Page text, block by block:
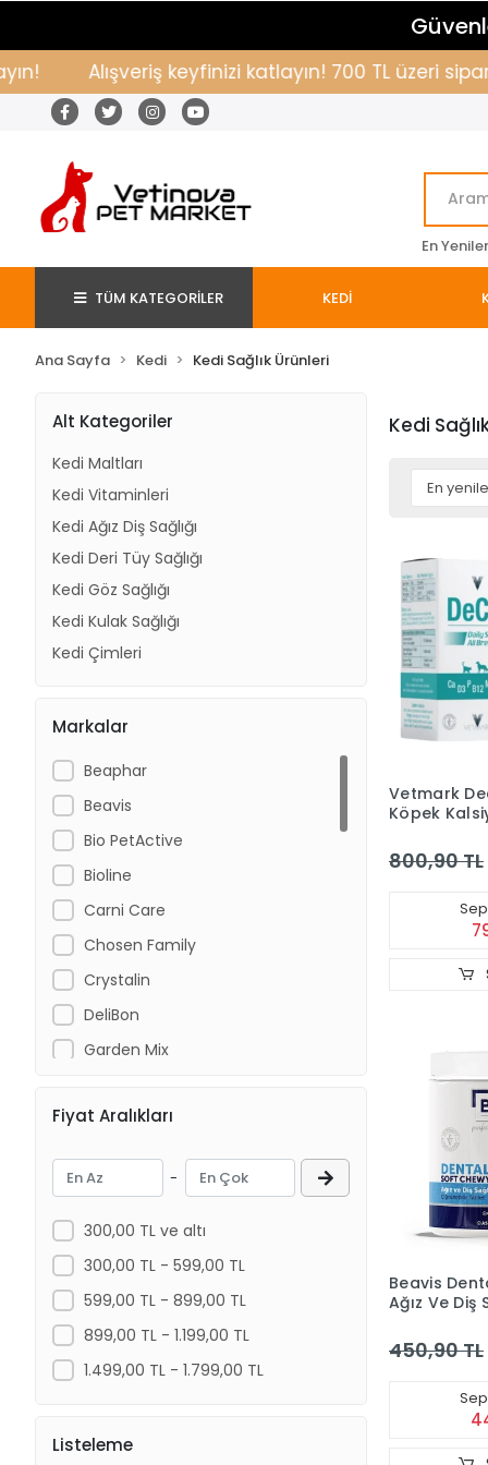
Alışveriş keyfinizi katlayın! 700 TL üzeri
En Yeniler
TÜM KATEGORİLER KEDİ
Ana Sayfa Kedi Kedi Sağlık Ürünleri
Alt Kategoriler
Kedi Maltları
Kedi Vitaminleri
Kedi Ağız Diş Sağlığı
Kedi Deri Tüy Sağlığı
Kedi Göz Sağlığı
Kedi Kulak Sağlığı
Kedi Çimleri
Markalar
Beaphar
Beavis
Bio PetActive
Bioline
Carni Care
Chosen Family
Crystalin
DeliBon
Garden Mix
İnspector
Jungle
Kiki Excellent
MeryCare
NHP
OneVet
Petiwin
Pro One
Quik
Fiyat Aralıkları
-
300,00 TL ve altı
300,00 TL - 599,00 TL
599,00 TL - 899,00 TL
899,00 TL - 1.199,00 TL
1.499,00 TL - 1.799,00 TL
Listeleme
Kedi
Vetmark
Köpek
800,90 TL
Beavis
Ağız Ve Diş
Tablet 105 Gr
450,90 TL